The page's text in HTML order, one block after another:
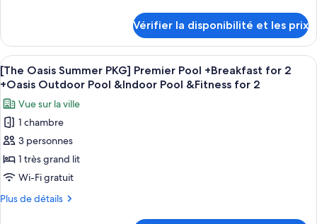
for
2
&Indoor
Pool
&Fitness
for
2
Summer
PKG]
Deluxe
Pool
Namsan
View
+BF
for
2+Oasis
Outdoor
Pool&Indoor
le
type
de
chambre
Oasis
Summer
PKG]
Deluxe
Pool
View
+BF
Vérifier la disponibilité et les prix
Afficher
toutes
les
photos
pour
ce
type
de
chambre :
Une chambre d’hôtel moderne,
4
[The Oasis Summer PKG] Premier Pool +Breakfast for 2
+Oasis Outdoor Pool &Indoor Pool &Fitness for 2
Vue sur la ville
1 chambre
3 personnes
1 très grand lit
Wi-Fi gratuit
Plus de détails
Plus